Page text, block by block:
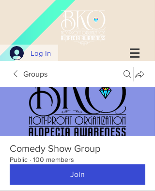
Log In
Groups
Comedy Show Group
Public · 100 members
Join